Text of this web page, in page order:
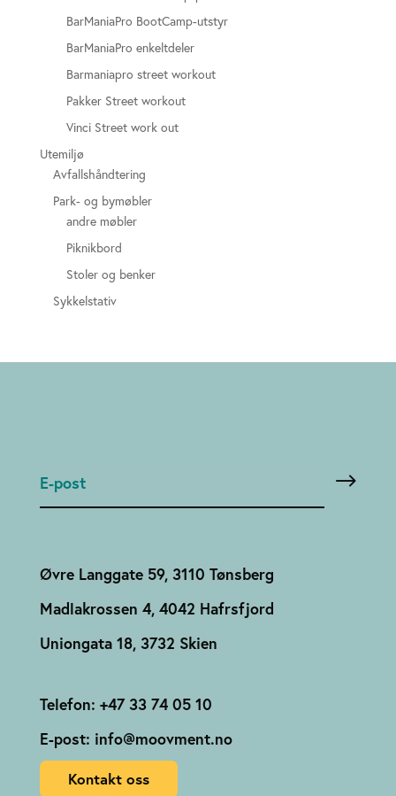
BarManiaPro BootCamp-utstyr
BarManiaPro enkeltdeler
Barmaniapro street workout
Pakker Street workout
Vinci Street work out
Utemiljø
Avfallshåndtering
Park- og bymøbler
andre møbler
Piknikbord
Stoler og benker
Sykkelstativ
Øvre Langgate 59, 3110 Tønsberg
Madlakrossen 4, 4042 Hafrsfjord
Uniongata 18, 3732 Skien
Telefon: +47 33 74 05 10
E-post: info@moovment.no
Kontakt oss